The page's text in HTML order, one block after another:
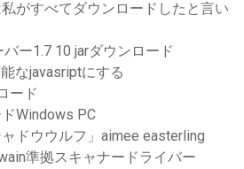
がすべてダウンロードしたと言い
ー1.7 10 jarダウンロード
なjavasriptにする
ード
Windows PC
ドウウルフ」aimee easterling
準拠スキャナードライバー